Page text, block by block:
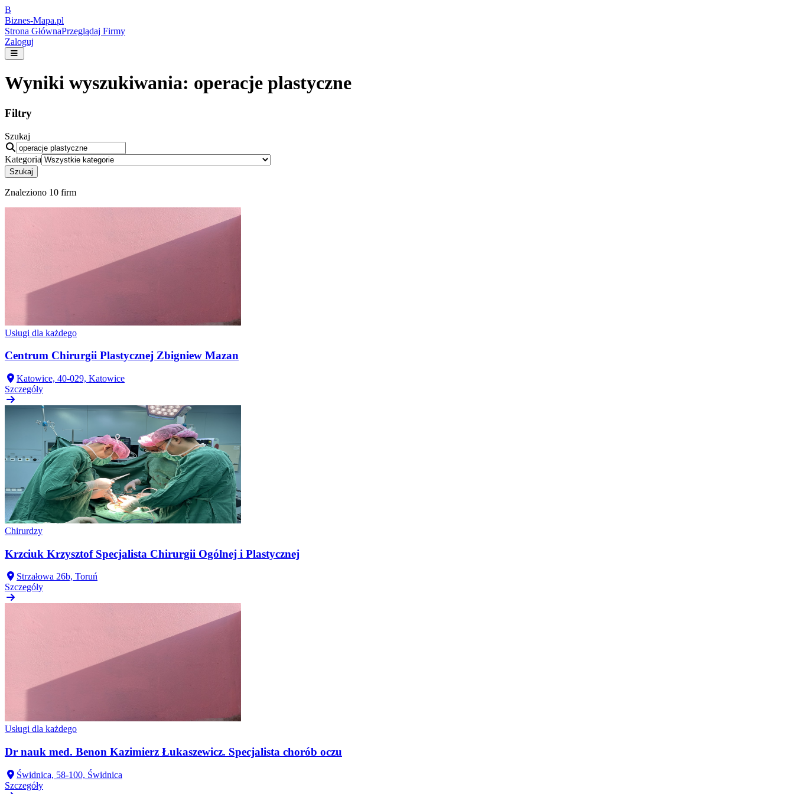
B
Biznes-Mapa.pl
Strona GłównaPrzeglądaj Firmy
Zaloguj
Wyniki wyszukiwania: operacje plastyczne
Filtry
Szukaj
Kategoria
Szukaj
Znaleziono 10 firm
Usługi dla każdego
Centrum Chirurgii Plastycznej Zbigniew Mazan
Katowice, 40-029, Katowice
Szczegóły
Chirurdzy
Krzciuk Krzysztof Specjalista Chirurgii Ogólnej i Plastycznej
Strzałowa 26b, Toruń
Szczegóły
Usługi dla każdego
Dr nauk med. Benon Kazimierz Łukaszewicz. Specjalista chorób oczu
Świdnica, 58-100, Świdnica
Szczegóły